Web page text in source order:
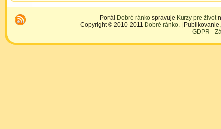
Portál Dobré ránko spravuje Kurzy pre život
Copyright © 2010-2011 Dobré ránko. |
GDPR -